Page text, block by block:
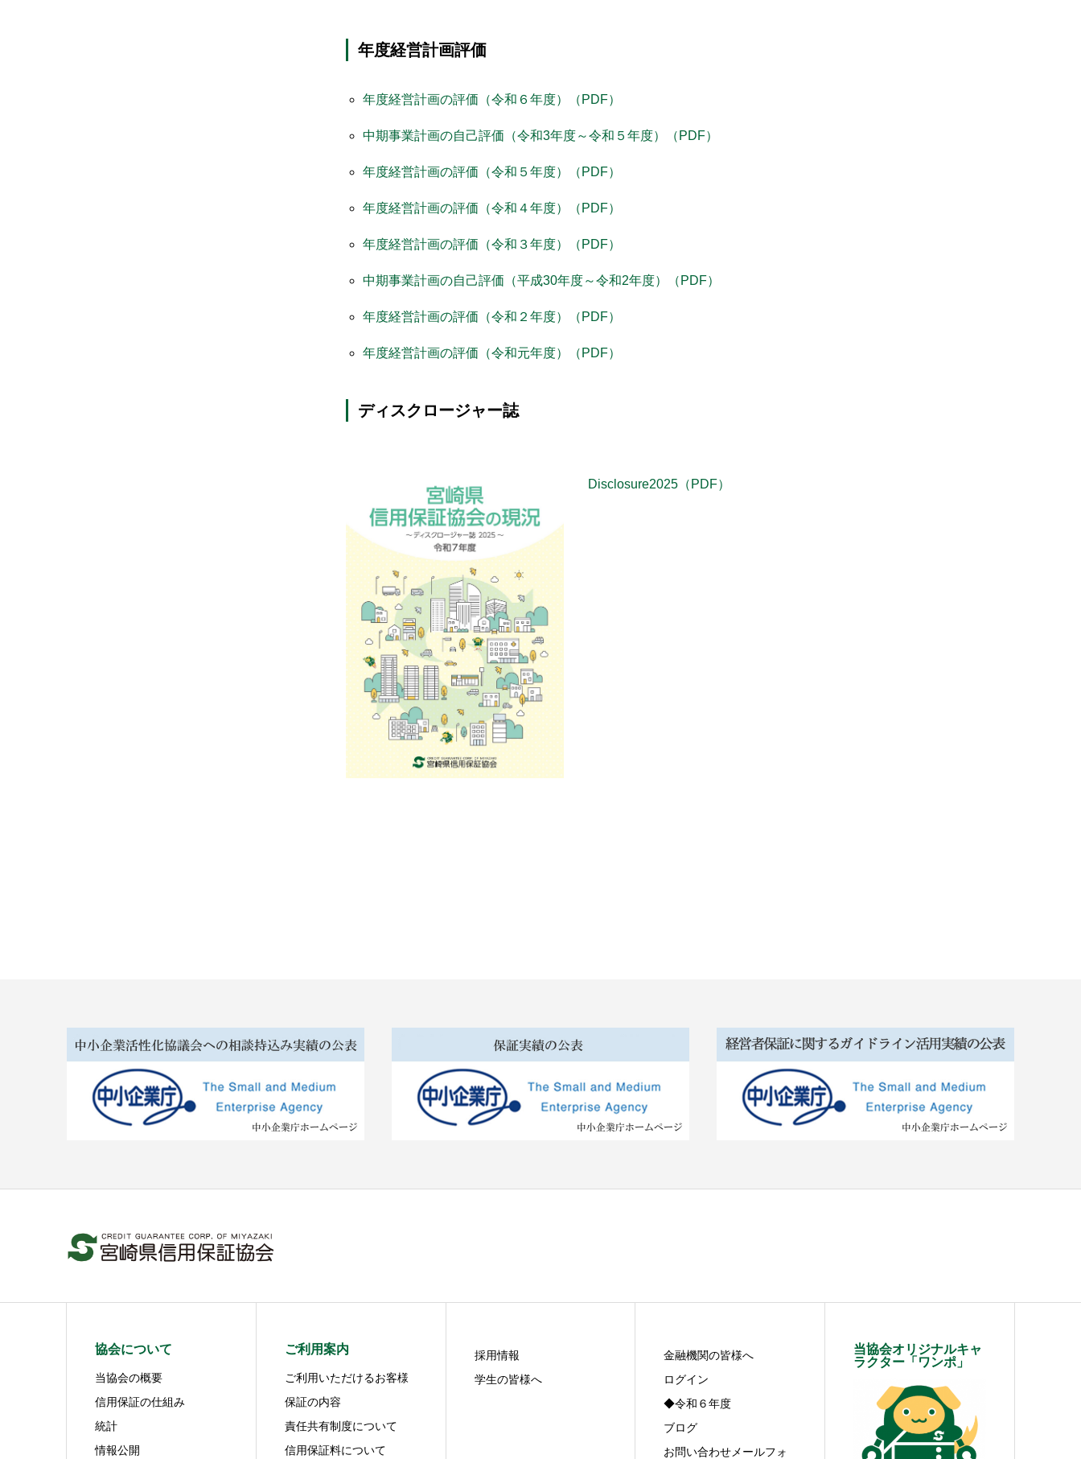
年度経営計画評価
年度経営計画の評価（令和６年度）（PDF）
中期事業計画の自己評価（令和3年度～令和５年度）（PDF）
年度経営計画の評価（令和５年度）（PDF）
年度経営計画の評価（令和４年度）（PDF）
年度経営計画の評価（令和３年度）（PDF）
中期事業計画の自己評価（平成30年度～令和2年度）（PDF）
年度経営計画の評価（令和２年度）（PDF）
年度経営計画の評価（令和元年度）（PDF）
ディスクロージャー誌
Disclosure2025（PDF）
協会について
当協会の概要
信用保証の仕組み
統計
情報公開
ご利用案内
ご利用いただけるお客様
保証の内容
責任共有制度について
信用保証料について
採用情報
学生の皆様へ
金融機関の皆様へ
ログイン
◆令和６年度
ブログ
お問い合わせメールフォ
当協会オリジナルキャ
ラクター「ワンポ」